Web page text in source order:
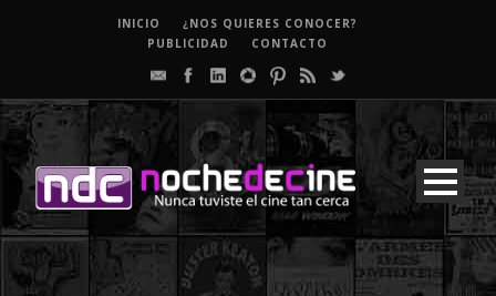
INICIO
¿NOS QUIERES CONOCER?
PUBLICIDAD
CONTACTO